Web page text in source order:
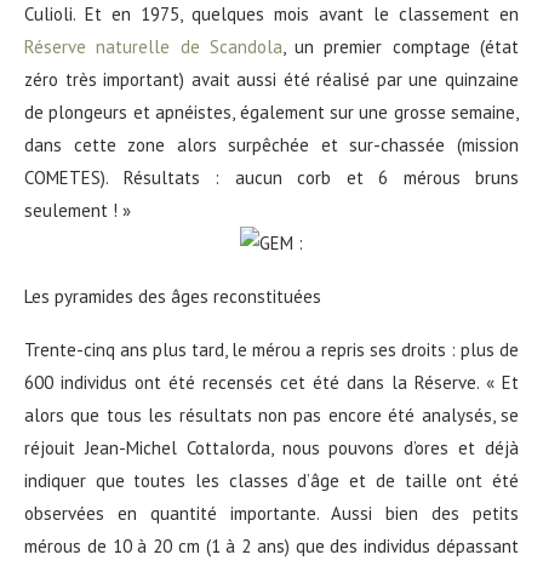
Culioli. Et en 1975, quelques mois avant le classement en
Réserve naturelle de Scandola, un premier comptage (état
zéro très important) avait aussi été réalisé par une quinzaine
de plongeurs et apnéistes, également sur une grosse semaine,
dans cette zone alors surpêchée et sur-chassée (mission
COMETES). Résultats : aucun corb et 6 mérous bruns
seulement ! »
Les pyramides des âges reconstituées
Trente-cinq ans plus tard, le mérou a repris ses droits : plus de
600 individus ont été recensés cet été dans la Réserve. « Et
alors que tous les résultats non pas encore été analysés, se
réjouit Jean-Michel Cottalorda, nous pouvons d’ores et déjà
indiquer que toutes les classes d’âge et de taille ont été
observées en quantité importante. Aussi bien des petits
mérous de 10 à 20 cm (1 à 2 ans) que des individus dépassant